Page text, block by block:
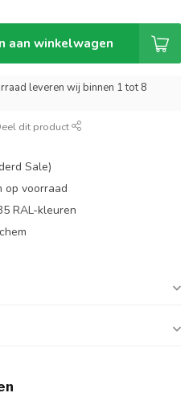
aan winkelwagen
leveren wij binnen 1 tot 8
dit product
Sale)
op voorraad
RAL-kleuren